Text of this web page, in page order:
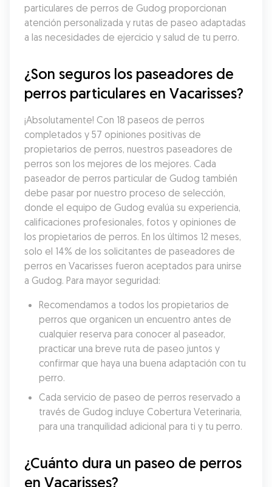
particulares de perros de Gudog proporcionan
atención personalizada y rutas de paseo adaptadas
a las necesidades de ejercicio y salud de tu perro.
¿Son seguros los paseadores de
perros particulares en Vacarisses?
¡Absolutamente! Con 18 paseos de perros
completados y 57 opiniones positivas de
propietarios de perros, nuestros paseadores de
perros son los mejores de los mejores. Cada
paseador de perros particular de Gudog también
debe pasar por nuestro proceso de selección,
donde el equipo de Gudog evalúa su experiencia,
calificaciones profesionales, fotos y opiniones de
los propietarios de perros. En los últimos 12 meses,
solo el 14% de los solicitantes de paseadores de
perros en Vacarisses fueron aceptados para unirse
a Gudog. Para mayor seguridad:
Recomendamos a todos los propietarios de
perros que organicen un encuentro antes de
cualquier reserva para conocer al paseador,
practicar una breve ruta de paseo juntos y
confirmar que haya una buena adaptación con tu
perro.
Cada servicio de paseo de perros reservado a
través de Gudog incluye Cobertura Veterinaria,
para una tranquilidad adicional para ti y tu perro.
¿Cuánto dura un paseo de perros
en Vacarisses?